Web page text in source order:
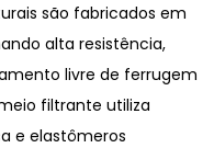
são fabricados em
alta resistência,
livre de ferrugem
filtrante utiliza
e elastômeros